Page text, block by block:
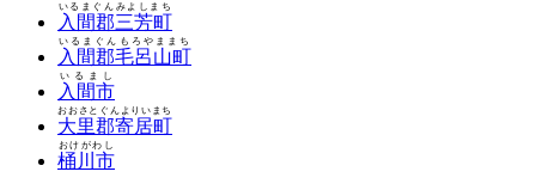
入間郡三芳町
いるまぐんみよしまち
入間郡毛呂山町
いるまぐんもろやままち
入間市
いるまし
大里郡寄居町
おおさとぐんよりいまち
桶川市
おけがわし